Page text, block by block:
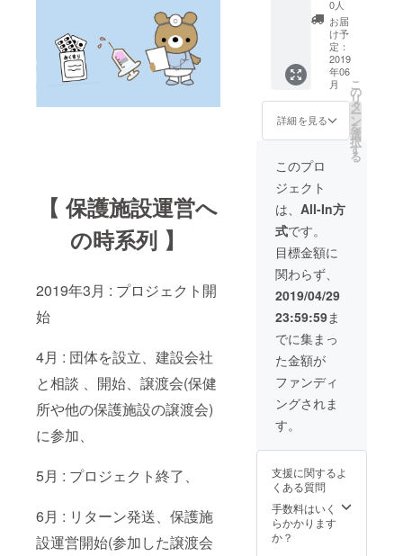
【 保護施設運営へ
の時系列 】
2019年3月 : プロジェクト開
始
4月 : 団体を設立、建設会社
と相談 、開始、譲渡会(保健
所や他の保護施設の譲渡会)
に参加、
5月 : プロジェクト終了、
6月 : リターン発送、保護施
設運営開始(参加した譲渡会
ド、オ
リジナ
ルマグ
カッ
プ、オ
リジナ
ルバッ
グ、オ
リジナ
ルマフ
ラータ
オル、
オリジ
ナルタ
ンブ
ラー、
オリジ
ナル缶
バッ
ジ、オ
リジナ
ルキー
ホル
ダー
0人
お届
け予
定：
2019
年06
月
詳細を見る
こ
の
リ
タ
ー
ン
を
選
択
す
る
このプロ
ジェクト
は、 All-In方
式です。
目標金額に
関わらず、
2019/04/29
23:59:59ま
でに集まっ
た金額が
ファンディ
ングされま
す。
支援に関するよ
くある質問
手数料はいく
らかかります
か？